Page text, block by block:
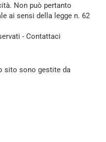
Non può pertanto
ai sensi della legge n. 62
- Contattaci
sito sono gestite da